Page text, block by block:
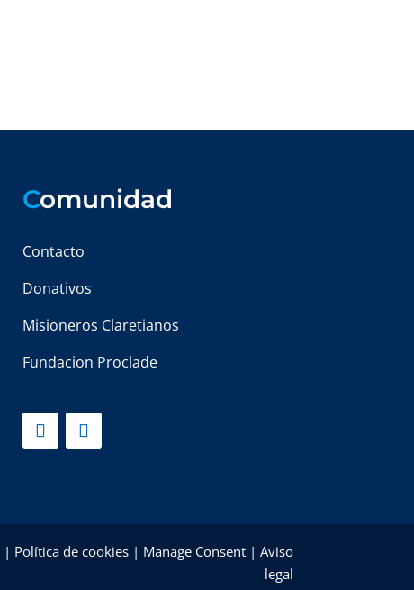
Comunidad
Contacto
Donativos
Misioneros Claretianos
Fundacion Proclade
| Política de cookies| Manage Consent| Aviso
legal